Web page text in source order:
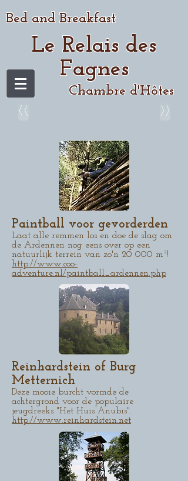
Bed and Breakfast
Chambre d'Hôtes
Le Relais des
Fagnes
<< >>
Paintball voor gevorderden
Laat alle remmen los en doe de slag om
de Ardennen nog eens over op een
natuurlijk terrein van zo'n 20 000 m²!
http://www.coo-
adventure.nl/paintball_ardennen.php
Reinhardstein of Burg
Metternich
Deze mooie burcht vormde de
achtergrond voor de populaire
jeugdreeks "Het Huis Anubis".
http://www.reinhardstein.net